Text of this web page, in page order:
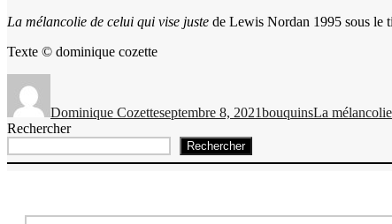
La mélancolie de celui qui vise juste de Lewis Nordan 1995 sous le
Texte © dominique cozette
Dominique Cozetteseptembre 8, 2021bouquinsLa
Rechercher
Rechercher